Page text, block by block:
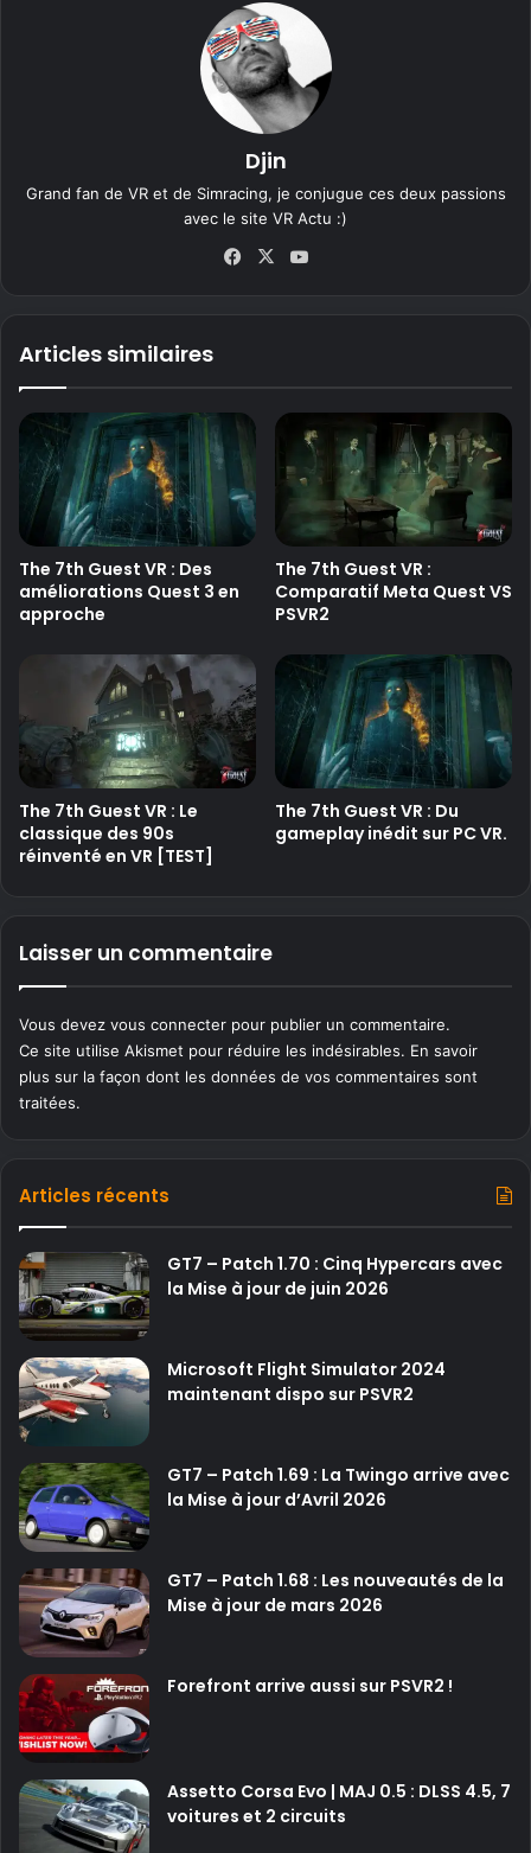
Djin
Grand fan de VR et de Simracing, je conjugue ces deux passions
avec le site VR Actu :)
Fa
X
Articles similaires
The 7th Guest VR : Des
améliorations Quest 3 en
approche
The 7th Guest VR :
Comparatif Meta Quest VS
PSVR2
The 7th Guest VR : Le
classique des 90s
réinventé en VR [TEST]
The 7th Guest VR : Du
gameplay inédit sur PC VR.
Laisser un commentaire
Vous devez vous connecter pour publier un commentaire.
Ce site utilise Akismet pour réduire les indésirables. En savoir
plus sur la façon dont les données de vos commentaires sont
traitées.
Articles récents
GT7 – Patch 1.70 : Cinq Hypercars avec
la Mise à jour de juin 2026
Microsoft Flight Simulator 2024
maintenant dispo sur PSVR2
GT7 – Patch 1.69 : La Twingo arrive avec
la Mise à jour d’Avril 2026
GT7 – Patch 1.68 : Les nouveautés de la
Mise à jour de mars 2026
Forefront arrive aussi sur PSVR2 !
Assetto Corsa Evo | MAJ 0.5 : DLSS 4.5, 7
voitures et 2 circuits